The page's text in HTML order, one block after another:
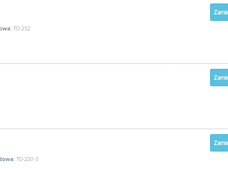
TO-252
TO-220-3